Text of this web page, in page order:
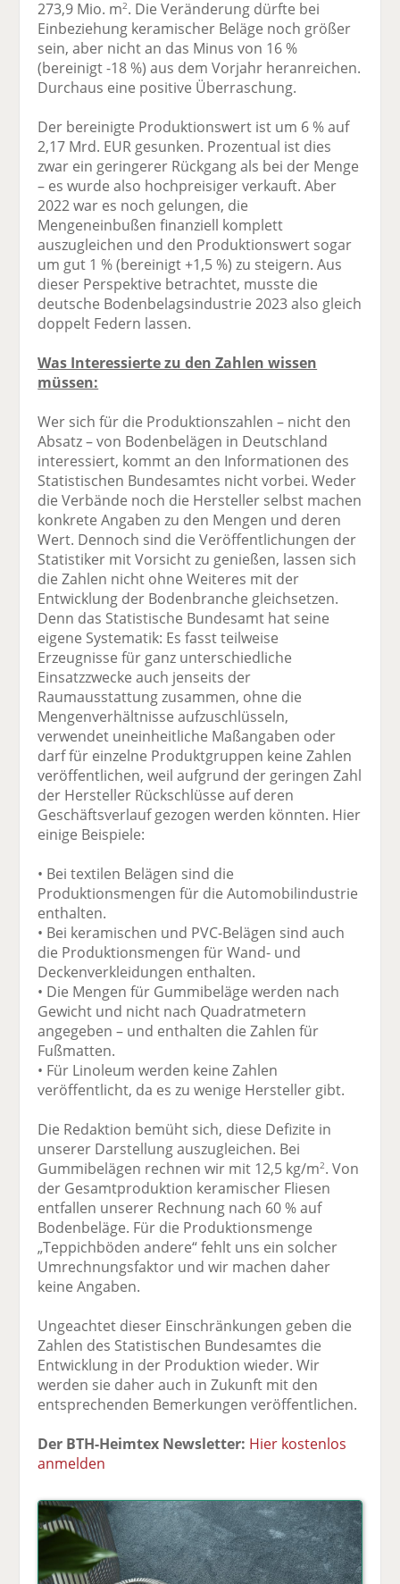
273,9 Mio. m2. Die Veränderung dürfte bei
Einbeziehung keramischer Beläge noch größer
sein, aber nicht an das Minus von 16 %
(bereinigt -18 %) aus dem Vorjahr heranreichen.
Durchaus eine positive Überraschung.
Der bereinigte Produktionswert ist um 6 % auf
2,17 Mrd. EUR gesunken. Prozentual ist dies
zwar ein geringerer Rückgang als bei der Menge
– es wurde also hochpreisiger verkauft. Aber
2022 war es noch gelungen, die
Mengeneinbußen finanziell komplett
auszugleichen und den Produktionswert sogar
um gut 1 % (bereinigt +1,5 %) zu steigern. Aus
dieser Perspektive betrachtet, musste die
deutsche Bodenbelagsindustrie 2023 also gleich
doppelt Federn lassen.
Was Interessierte zu den Zahlen wissen
müssen:
Wer sich für die Produktionszahlen – nicht den
Absatz – von Bodenbelägen in Deutschland
interessiert, kommt an den Informationen des
Statistischen Bundesamtes nicht vorbei. Weder
die Verbände noch die Hersteller selbst machen
konkrete Angaben zu den Mengen und deren
Wert. Dennoch sind die Veröffentlichungen der
Statistiker mit Vorsicht zu genießen, lassen sich
die Zahlen nicht ohne Weiteres mit der
Entwicklung der Bodenbranche gleichsetzen.
Denn das Statistische Bundesamt hat seine
eigene Systematik: Es fasst teilweise
Erzeugnisse für ganz unterschiedliche
Einsatzzwecke auch jenseits der
Raumausstattung zusammen, ohne die
Mengenverhältnisse aufzuschlüsseln,
verwendet uneinheitliche Maßangaben oder
darf für einzelne Produktgruppen keine Zahlen
veröffentlichen, weil aufgrund der geringen Zahl
der Hersteller Rückschlüsse auf deren
Geschäftsverlauf gezogen werden könnten. Hier
einige Beispiele:
• Bei textilen Belägen sind die
Produktionsmengen für die Automobilindustrie
enthalten.
• Bei keramischen und PVC-Belägen sind auch
die Produktionsmengen für Wand- und
Deckenverkleidungen enthalten.
• Die Mengen für Gummibeläge werden nach
Gewicht und nicht nach Quadratmetern
angegeben – und enthalten die Zahlen für
Fußmatten.
• Für Linoleum werden keine Zahlen
veröffentlicht, da es zu wenige Hersteller gibt.
Die Redaktion bemüht sich, diese Defizite in
unserer Darstellung auszugleichen. Bei
Gummibelägen rechnen wir mit 12,5 kg/m2. Von
der Gesamtproduktion keramischer Fliesen
entfallen unserer Rechnung nach 60 % auf
Bodenbeläge. Für die Produktionsmenge
„Teppichböden andere“ fehlt uns ein solcher
Umrechnungsfaktor und wir machen daher
keine Angaben.
Ungeachtet dieser Einschränkungen geben die
Zahlen des Statistischen Bundesamtes die
Entwicklung in der Produktion wieder. Wir
werden sie daher auch in Zukunft mit den
entsprechenden Bemerkungen veröffentlichen.
Der BTH-Heimtex Newsletter: Hier kostenlos
anmelden